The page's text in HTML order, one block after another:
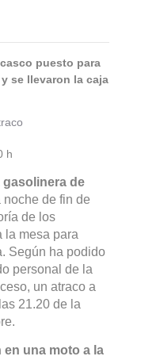
puesto para
se llevaron la caja
h
gasolinera de
noche de fin de
de los
la mesa para
Según ha podido
personal de la
un atraco a
21.20 de la
en una moto a la